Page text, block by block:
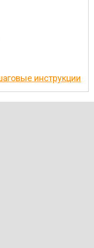
инструкции